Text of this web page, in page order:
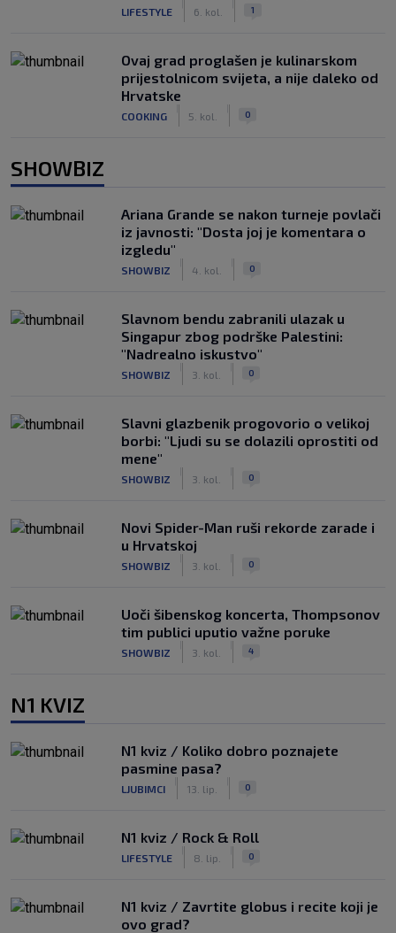
LIFESTYLE 6. kol. 1
Ovaj grad proglašen je kulinarskom
prijestolnicom svijeta, a nije daleko od
Hrvatske
COOKING 5. kol. 0
SHOWBIZ
Ariana Grande se nakon turneje povlači
iz javnosti: "Dosta joj je komentara o
izgledu"
SHOWBIZ 4. kol. 0
Slavnom bendu zabranili ulazak u
Singapur zbog podrške Palestini:
"Nadrealno iskustvo"
SHOWBIZ 3. kol. 0
Slavni glazbenik progovorio o velikoj
borbi: "Ljudi su se dolazili oprostiti od
mene"
SHOWBIZ 3. kol. 0
Novi Spider-Man ruši rekorde zarade i
u Hrvatskoj
SHOWBIZ 3. kol. 0
Uoči šibenskog koncerta, Thompsonov
tim publici uputio važne poruke
SHOWBIZ 3. kol. 4
N1 KVIZ
N1 kviz / Koliko dobro poznajete
pasmine pasa?
LJUBIMCI 13. lip. 0
N1 kviz / Rock & Roll
LIFESTYLE 8. lip. 0
N1 kviz / Zavrtite globus i recite koji je
ovo grad?